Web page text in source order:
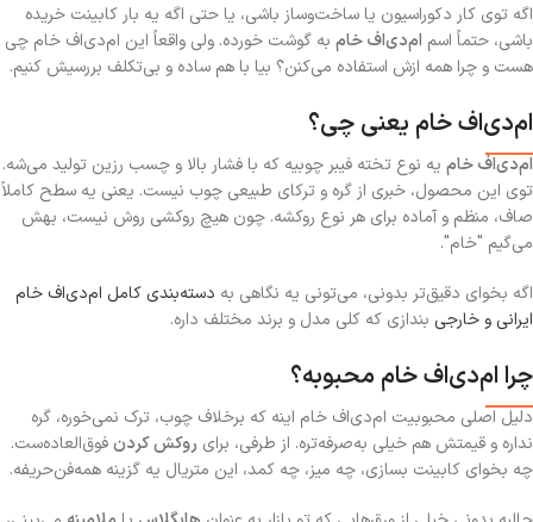
اگه توی کار دکوراسیون یا ساخت‌وساز باشی، یا حتی اگه یه بار کابینت خریده
باشی، حتماً اسم ام‌دی‌اف خام به گوشت خورده. ولی واقعاً این ام‌دی‌اف خام چی
هست و چرا همه ازش استفاده می‌کنن؟ بیا با هم ساده و بی‌تکلف بررسیش کنیم.
ام‌دی‌اف خام یعنی چی؟
ام‌دی‌اف خام یه نوع تخته فیبر چوبیه که با فشار بالا و چسب رزین تولید می‌شه.
توی این محصول، خبری از گره و ترکای طبیعی چوب نیست. یعنی یه سطح کاملاً
صاف، منظم و آماده برای هر نوع روکشه. چون هیچ روکشی روش نیست، بهش
می‌گیم "خام".
اگه بخوای دقیق‌تر بدونی، می‌تونی یه نگاهی به دسته‌بندی کامل ام‌دی‌اف خام
ایرانی و خارجی بندازی که کلی مدل و برند مختلف داره.
چرا ام‌دی‌اف خام محبوبه؟
دلیل اصلی محبوبیت ام‌دی‌اف خام اینه که برخلاف چوب، ترک نمی‌خوره، گره
نداره و قیمتش هم خیلی به‌صرفه‌تره. از طرفی، برای روکش کردنفوق‌العاده‌ست.
چه بخوای کابینت بسازی، چه میز، چه کمد، این متریال یه گزینه همه‌فن‌حریفه.